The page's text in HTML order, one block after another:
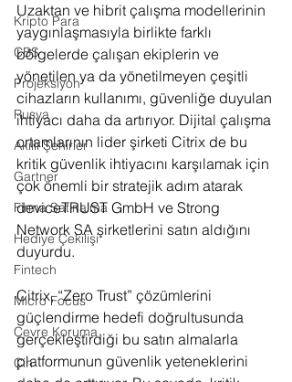
Kripto Para
CBS
Projeksiyon
Rusya
Akıllı Şehirler
Gartner
Firma Satınalma
Hediye Çekilişi
Fintech
Micro Focus
Çevre Koruma
Çin
Uzaktan ve hibrit çalışma modellerinin
yaygınlaşmasıyla birlikte farklı
bölgelerde çalışan ekiplerin ve
yönetilen ya da yönetilmeyen çeşitli
cihazların kullanımı, güvenliğe duyulan
ihtiyacı daha da artırıyor. Dijital çalışma
ortamlarının lider şirketi Citrix de bu
kritik güvenlik ihtiyacını karşılamak için
çok önemli bir stratejik adım atarak
deviceTRUST GmbH ve Strong
Network SA şirketlerini satın aldığını
duyurdu.
Citrix, “Zero Trust” çözümlerini
güçlendirme hedefi doğrultusunda
gerçekleştirdiği bu satın almalarla
platformunun güvenlik yeteneklerini